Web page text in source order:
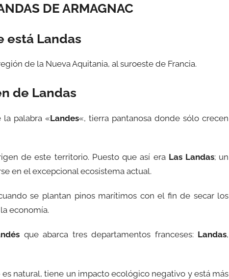
DE ARMAGNAC
está Landas
de la Nueva Aquitania, al suroeste de Francia.
de Landas
la palabra «Landes«, tierra pantanosa donde sólo crecen
de este territorio. Puesto que así era Las Landas; un
en el excepcional ecosistema actual.
se plantan pinos marítimos con el fin de secar los
economía.
que abarca tres departamentos franceses: Landas,
natural, tiene un impacto ecológico negativo y está más